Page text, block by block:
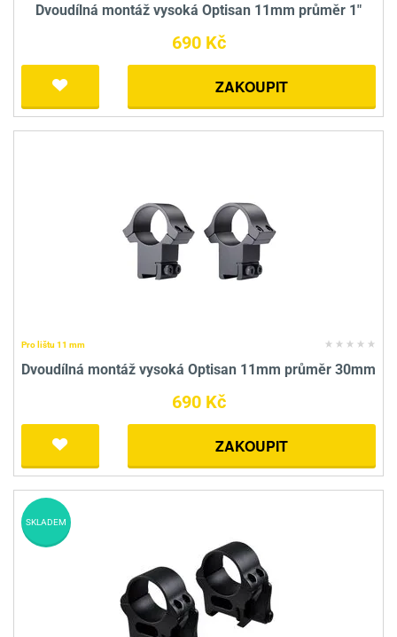
Dvoudílná montáž vysoká Optisan 11mm průměr 1"
690 Kč
ZAKOUPIT
Pro lištu 11 mm
Dvoudílná montáž vysoká Optisan 11mm průměr 30mm
690 Kč
ZAKOUPIT
SKLADEM